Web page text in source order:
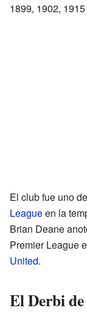
1899, 1902,
El club fue uno
Leagueen la
Brian Deane
Premier League
United.
El Derbi